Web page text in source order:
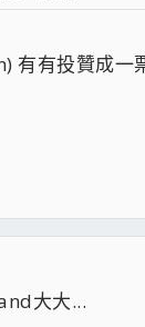
有有投贊成一
大大...